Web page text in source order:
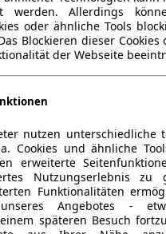
werden. Allerdings
oder ähnliche Tools
Blockieren dieser
der Webseite
nutzen unterschiedliche
Cookies und ähnliche
erweiterte
Nutzungserlebnis zu
Funktionalitäten
unseres Angebotes -
späteren Besuch
2WD